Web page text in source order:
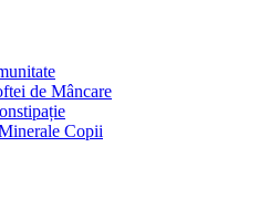
de Mâncare
Copii